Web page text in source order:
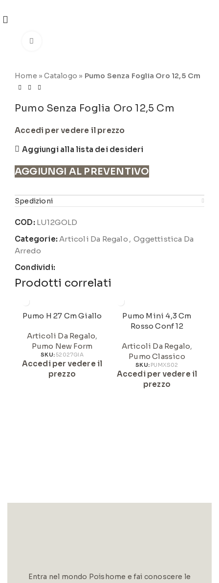
Home »Catalogo » Pumo Senza Foglia Oro 12,5 Cm
Pumo Senza Foglia Oro 12,5 Cm
Accedi per vedere il prezzo
Aggiungi alla lista dei desideri
AGGIUNGI AL PREVENTIVO
Spedizioni
COD: LU12GOLD
Categorie: Articoli Da Regalo , Oggettistica Da
Arredo
Condividi:
Prodotti correlati
Pumo H 27 Cm Giallo
Articoli Da Regalo,
Pumo New Form
SKU:52027GIA
Accedi per vedere il
prezzo
Pumo Mini 4,3 Cm
Rosso Conf 12
Articoli Da Regalo,
Pumo Classico
SKU: PUMXS02
Accedi per vedere il
prezzo
Entra nel mondo Poishome e fai conoscere le